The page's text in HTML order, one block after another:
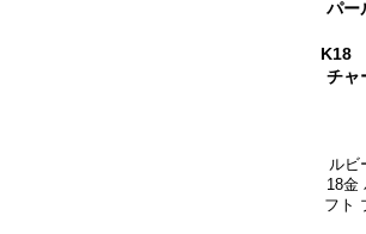
パー
K18
チャ
ルビ
18金
フト